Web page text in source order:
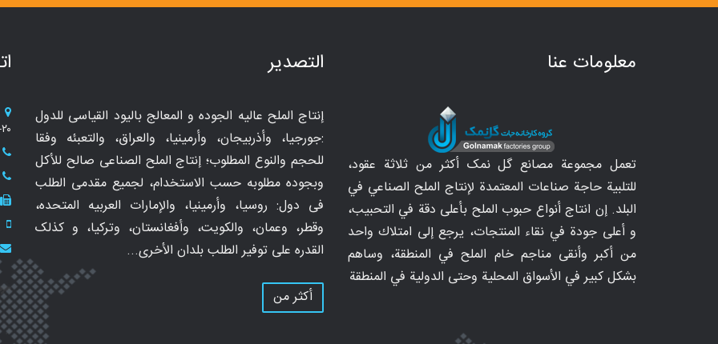
معلومات عنا
تعمل مجموعة مصانع گل نمک أكثر من ثلاثة عقود،
للتلبية حاجة صناعات المعتمدة لإنتاج الملح الصناعي في
البلد. إن انتاج أنواع حبوب الملح بأعلى دقة في التحبيب،
و أعلى جودة في نقاء المنتجات، يرجع إلى امتلاك واحد
من أكبر وأنقى مناجم خام الملح في المنطقة، وساهم
بشكل كبير في الأسواق المحلية وحتى الدولية في المنطقة
التصدیر
إنتاج الملح عالیه الجوده و المعالج بالیود القیاسی للدول
:جورجیا، وأذربیجان، وأرمینیا، والعراق، والتعبئه وفقا
للحجم والنوع المطلوب؛ إنتاج الملح الصناعی صالح للأکل
وبجوده مطلوبه حسب الاستخدام، لجمیع مقدمی الطلب
فی دول: روسیا، وأرمینیا، والإمارات العربیه المتحده،
وقطر، وعمان، والکویت، وأفغانستان، وترکیا، و کذلک
القدره على توفیر الطلب بلدان الأخرى...
أكثر من
۲۰- الشقة ۵